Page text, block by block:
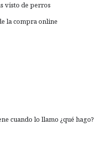
visto de perros
la compra online
cuando lo llamo ¿qué hago?